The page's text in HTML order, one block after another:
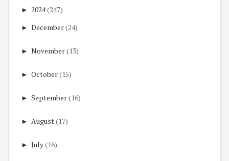
► 2024(247)
► December(24)
► November(13)
► October(15)
► September(16)
► August(17)
► July(16)